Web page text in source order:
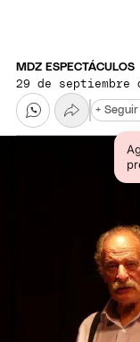
MDZ ESPECTÁCULOS
29 de septiembre
+